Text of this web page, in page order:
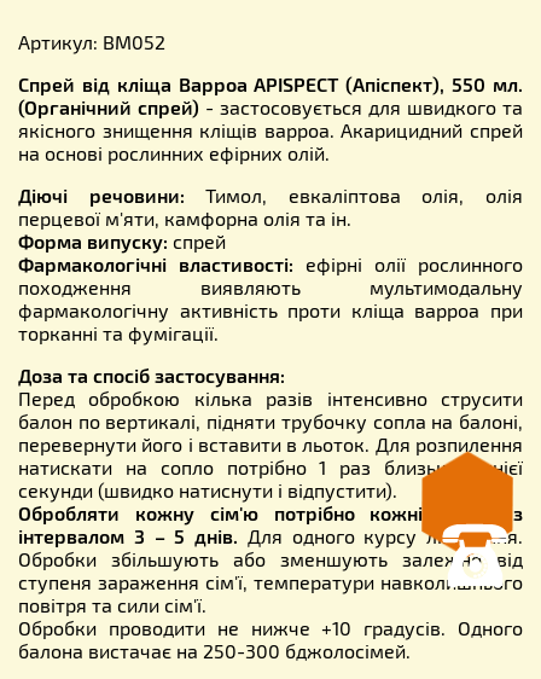
Артикул: BM052
Спрей від кліща Варроа APISPECT (Апіспект), 550 мл.
(Органічний спрей) - застосовується для швидкого та
якісного знищення кліщів варроа. Акарицидний спрей
на основі рослинних ефірних олій.
Діючі речовини: Тимол, евкаліптова олія, олія
перцевої м'яти, камфорна олія та ін.
Форма випуску: спрей
Фармакологічні властивості: ефірні олії рослинного
походження виявляють мультимодальну
фармакологічну активність проти кліща варроа при
торканні та фумігації.
Доза та спосіб застосування:
Перед обробкою кілька разів інтенсивно струсити
балон по вертикалі, підняти трубочку сопла на балоні,
перевернути його і вставити в льоток. Для розпилення
натискати на сопло потрібно 1 раз близько однієї
секунди (швидко натиснути і відпустити).
Обробляти кожну сім'ю потрібно кожні 3 дні, з
інтервалом 3 – 5 днів. Для одного курсу лікування.
Обробки збільшують або зменшують залежно від
ступеня зараження сім'ї, температури навколишнього
повітря та сили сім'ї.
Обробки проводити не нижче +10 градусів. Одного
балона вистачає на 250-300 бджолосімей.